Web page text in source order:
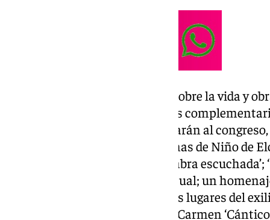
El VII Congreso Internacional sobre la vida y
contará con algunas actividades
Delegación de Cultura que rodearán al
fragmentos de Zambrano, poemas de Niño de
Consuegra bajo el título ‘La palabra
será una instalación sonoro-visual; un
Zambrano bajo el título ‘Algunos lugares del
Amancio Prada en el Teatro del Carmen